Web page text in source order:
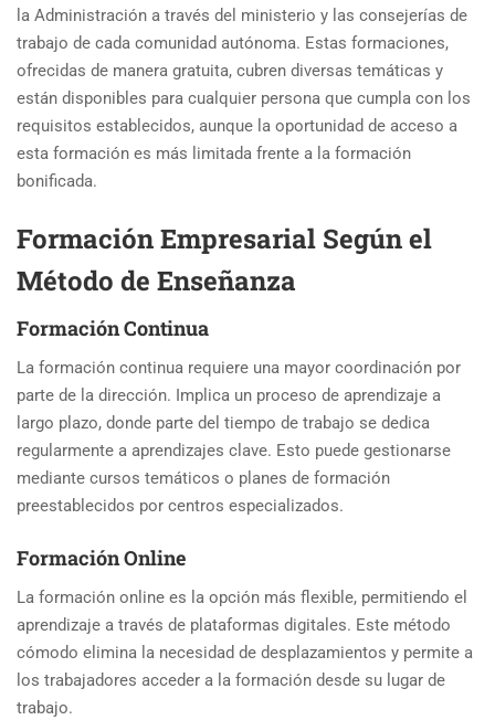
la Administración a través del ministerio y las consejerías de
trabajo de cada comunidad autónoma. Estas formaciones,
ofrecidas de manera gratuita, cubren diversas temáticas y
están disponibles para cualquier persona que cumpla con los
requisitos establecidos, aunque la oportunidad de acceso a
esta formación es más limitada frente a la formación
bonificada.
Formación Empresarial Según el
Método de Enseñanza
Formación Continua
La formación continua requiere una mayor coordinación por
parte de la dirección. Implica un proceso de aprendizaje a
largo plazo, donde parte del tiempo de trabajo se dedica
regularmente a aprendizajes clave. Esto puede gestionarse
mediante cursos temáticos o planes de formación
preestablecidos por centros especializados.
Formación Online
La formación online es la opción más flexible, permitiendo el
aprendizaje a través de plataformas digitales. Este método
cómodo elimina la necesidad de desplazamientos y permite a
los trabajadores acceder a la formación desde su lugar de
trabajo.